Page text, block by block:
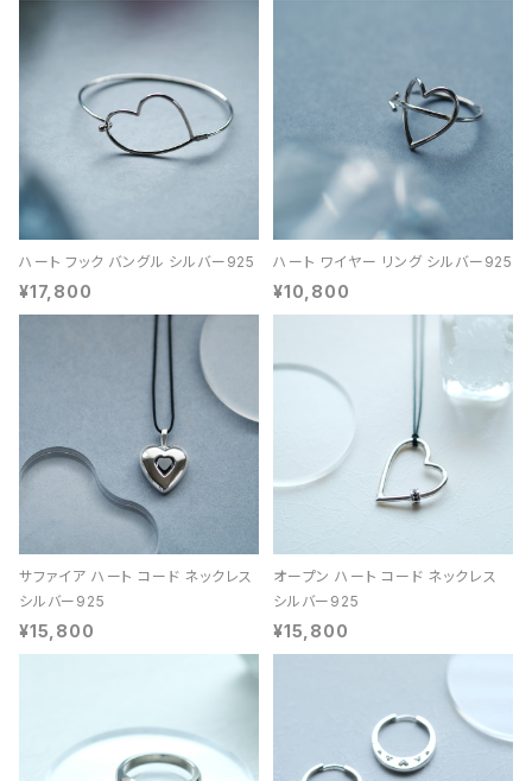
ハート フック バングル シルバー925
¥17,800
ハート ワイヤー リング シルバー925
¥10,800
サファイア ハート コード ネックレス
シルバー925
¥15,800
オープン ハート コード ネックレス
シルバー925
¥15,800